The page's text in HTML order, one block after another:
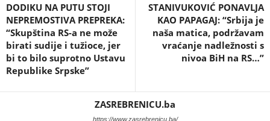
DODIKU NA PUTU STOJI
NEPREMOSTIVA PREPREKA:
“Skupština RS-a ne može
birati sudije i tužioce, jer
bi to bilo suprotno Ustavu
Republike Srpske”
STANIVUKOVIĆ PONAVLJA
KAO PAPAGAJ: “Srbija je
naša matica, podržavam
vraćanje nadležnosti s
nivoa BiH na RS…”
ZASREBRENICU.ba
https://www.zasrebrenicu.ba/